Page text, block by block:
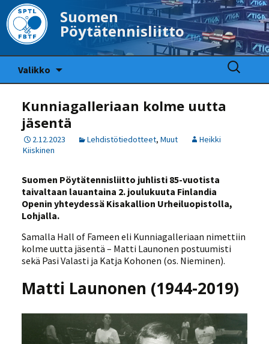
Suomen
Pöytätennisliitto
Valikko
Haku:
Kunniagalleriaan kolme uutta
jäsentä
2.12.2023 Lehdistötiedotteet, Muut
Heikki
Kiiskinen
Suomen Pöytätennisliitto juhlisti 85-vuotista
taivaltaan lauantaina 2. joulukuuta Finlandia
Openin yhteydessä Kisakallion Urheiluopistolla,
Lohjalla.
Samalla Hall of Fameen eli Kunniagalleriaan nimettiin
kolme uutta jäsentä – Matti Launonen postuumisti
sekä Pasi Valasti ja Katja Kohonen (os. Nieminen).
Matti Launonen (1944-2019)